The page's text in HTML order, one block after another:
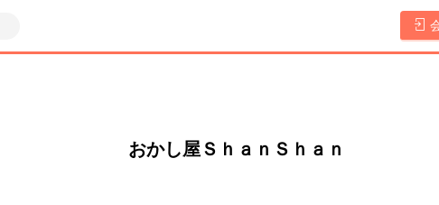
おかし屋ＳｈａｎＳｈａｎ